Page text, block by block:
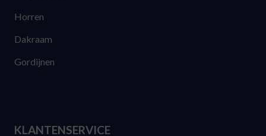
Horren
Dakraam
Gordijnen
KLANTENSERVICE